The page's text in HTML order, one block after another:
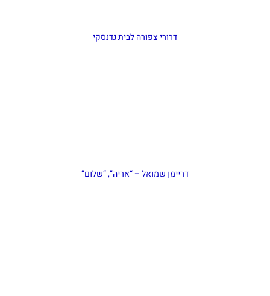
דרורי צפורה לבית גדנסקי
דריימן שמואל – “אריה”, “שלום”